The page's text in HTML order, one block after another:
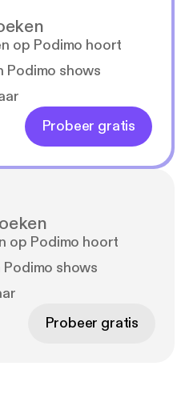
op Podimo hoort
Podimo shows
Probeer gratis
op Podimo hoort
shows
Probeer gratis